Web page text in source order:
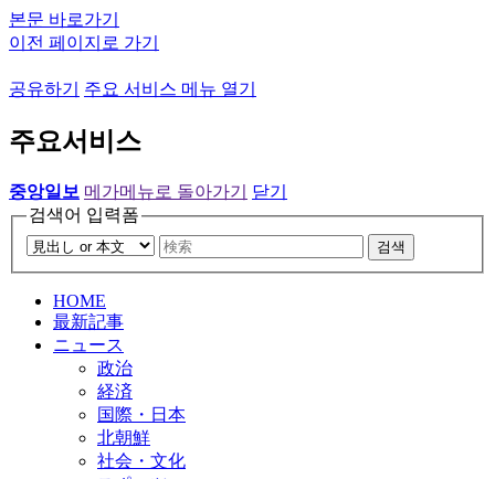
본문 바로가기
이전 페이지로 가기
공유하기 주요 서비스 메뉴 열기
주요서비스
중앙일보 메가메뉴로 돌아가기
닫기
검색어 입력폼
검색
HOME
最新記事
ニュース
政治
経済
国際・日本
北朝鮮
社会・文化